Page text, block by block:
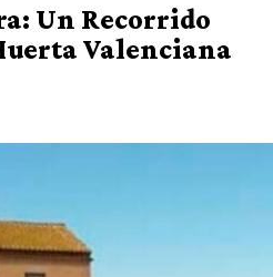
Un Recorrido
Valenciana